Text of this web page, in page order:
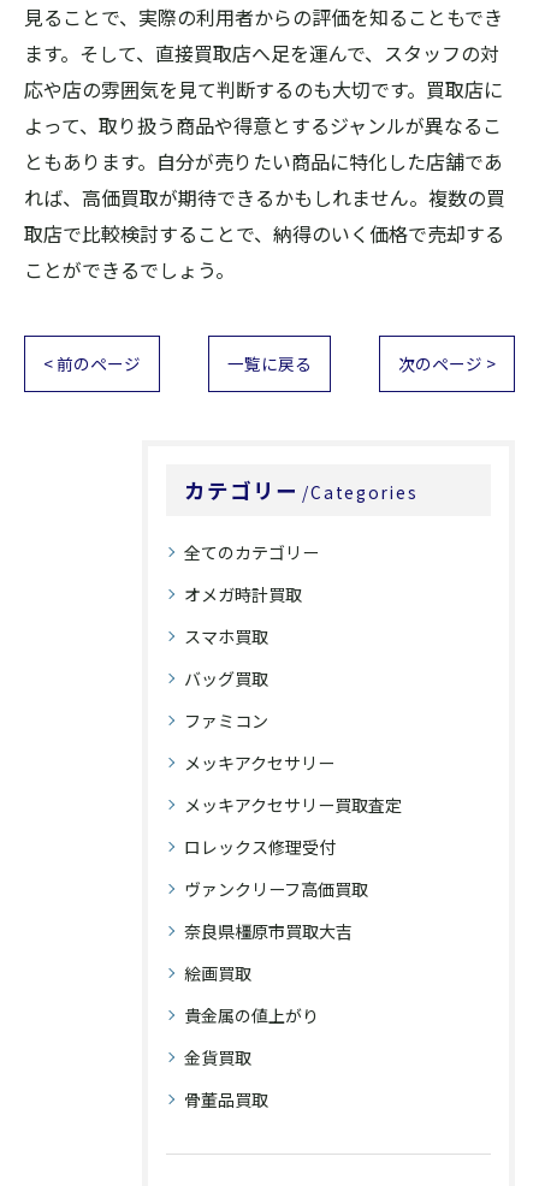
見ることで、実際の利用者からの評価を知ることもでき
ます。そして、直接買取店へ足を運んで、スタッフの対
応や店の雰囲気を見て判断するのも大切です。買取店に
よって、取り扱う商品や得意とするジャンルが異なるこ
ともあります。自分が売りたい商品に特化した店舗であ
れば、高価買取が期待できるかもしれません。複数の買
取店で比較検討することで、納得のいく価格で売却する
ことができるでしょう。
< 前のページ 一覧に戻る 次のページ >
カテゴリー Categories
全てのカテゴリー
オメガ時計買取
スマホ買取
バッグ買取
ファミコン
メッキアクセサリー
メッキアクセサリー買取査定
ロレックス修理受付
ヴァンクリーフ高価買取
奈良県橿原市買取大吉
絵画買取
貴金属の値上がり
金貨買取
骨董品買取